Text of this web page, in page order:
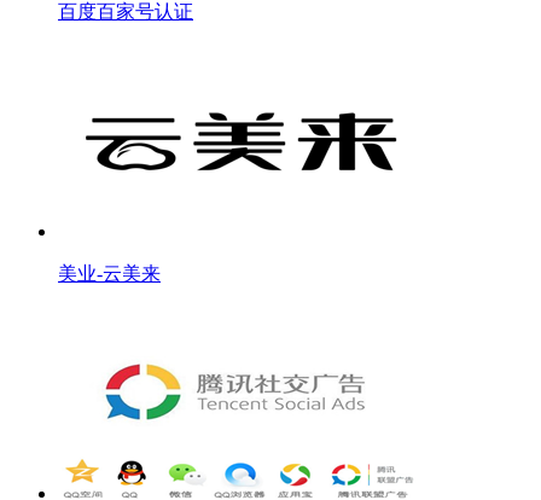
百度百家号认证
美业-云美来